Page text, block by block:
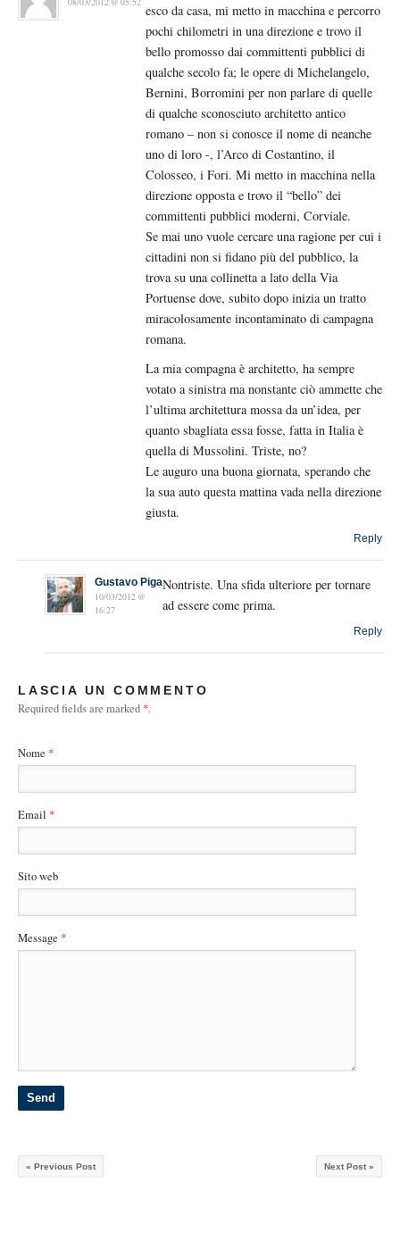
esco da casa, mi metto in macchina e percorro
pochi chilometri in una direzione e trovo il
bello promosso dai committenti pubblici di
qualche secolo fa; le opere di Michelangelo,
Bernini, Borromini per non parlare di quelle
di qualche sconosciuto architetto antico
romano – non si conosce il nome di neanche
uno di loro -, l’Arco di Costantino, il
Colosseo, i Fori. Mi metto in macchina nella
direzione opposta e trovo il “bello” dei
committenti pubblici moderni, Corviale.
Se mai uno vuole cercare una ragione per cui i
cittadini non si fidano più del pubblico, la
trova su una collinetta a lato della Via
Portuense dove, subito dopo inizia un tratto
miracolosamente incontaminato di campagna
romana.
La mia compagna è architetto, ha sempre
votato a sinistra ma nonstante ciò ammette che
l’ultima architettura mossa da un’idea, per
quanto sbagliata essa fosse, fatta in Italia è
quella di Mussolini. Triste, no?
Le auguro una buona giornata, sperando che
la sua auto questa mattina vada nella direzione
giusta.
Reply
Gustavo Piga
10/03/2012 @
16:27
Nontriste. Una sfida ulteriore per tornare
ad essere come prima.
Reply
LASCIA UN COMMENTO
Required fields are marked *.
Nome *
Email *
Sito web
Message *
Next Post »
« Previous Post